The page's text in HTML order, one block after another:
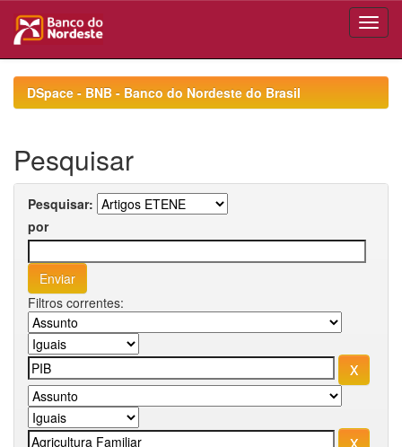
navigationDSpace - BNB - Banco do Nordeste do Brasil
Pesquisar
Pesquisar:
por
Filtros correntes: